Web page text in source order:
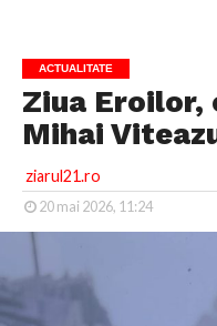
ACTUALITATE
Ziua Eroilor,
Mihai
ziarul21.ro
20 mai 2026, 11:24